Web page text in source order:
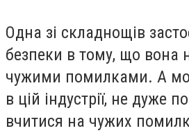
Одна зі складнощів
безпеки в тому, що вона
чужими помилками. А
в цій індустрії, не дуже
вчитися на чужих